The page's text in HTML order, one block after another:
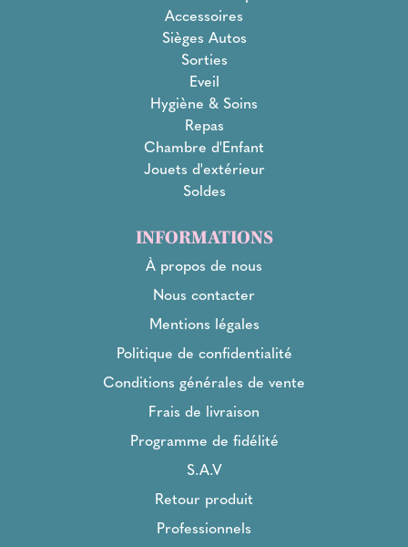
Accessoires
Sièges Autos
Sorties
Eveil
Hygiène & Soins
Repas
Chambre d'Enfant
Jouets d'extérieur
Soldes
INFORMATIONS
À propos de nous
Nous contacter
Mentions légales
Politique de confidentialité
Conditions générales de vente
Frais de livraison
Programme de fidélité
S.A.V
Retour produit
Professionnels